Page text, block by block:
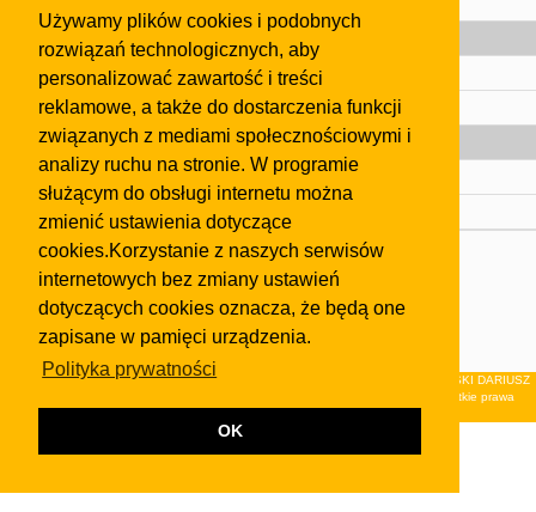
Używamy plików cookies i podobnych
rozwiązań technologicznych, aby
personalizować zawartość i treści
reklamowe, a także do dostarczenia funkcji
związanych z mediami społecznościowymi i
analizy ruchu na stronie. W programie
służącym do obsługi internetu można
zmienić ustawienia dotyczące
cookies.Korzystanie z naszych serwisów
internetowych bez zmiany ustawień
dotyczących cookies oznacza, że będą one
zapisane w pamięci urządzenia.
Polityka prywatności
OK
Gazeta
Olkusz
Kontakt
Strefa dla biznesu
Biura nieruchomości
Dealerzy i autokomisy
Skontaktuj się z nami
regulaminuiPolityki Prywatności.
Klauzula FB
© 2026Wydawnictwo NEON sp. z o.o. (dawniej: FIRMA NEON MAREK KLUCZEWSKI DARIUSZ
KRAWCZYK s.c.) z siedzibą w Olkuszu, ul.Żuradzka 15, 32-300 Olkusz . Wszystkie prawa